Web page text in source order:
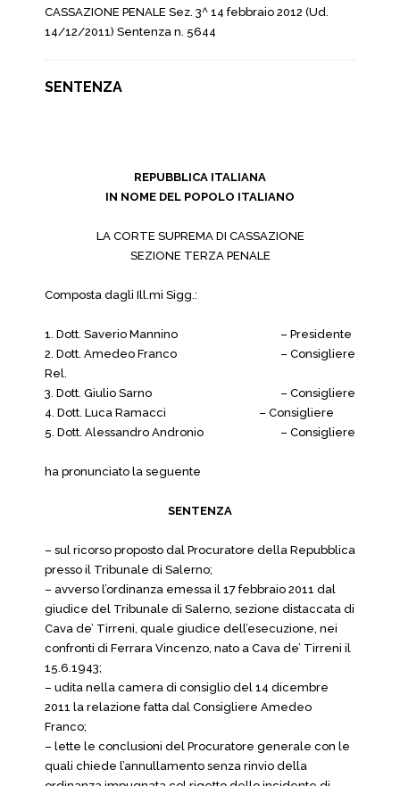
CASSAZIONE PENALE Sez. 3^ 14 febbraio 2012 (Ud.
14/12/2011) Sentenza n. 5644
SENTENZA
REPUBBLICA ITALIANA
IN NOME DEL POPOLO ITALIANO
LA CORTE SUPREMA DI CASSAZIONE
SEZIONE TERZA PENALE
Composta dagli Ill.mi Sigg.:
1. Dott. Saverio Mannino
– Presidente
2. Dott. Amedeo Franco
– Consigliere
Rel.
3. Dott. Giulio Sarno
– Consigliere
4. Dott. Luca Ramacci
– Consigliere
5. Dott. Alessandro Andronio
– Consigliere
ha pronunciato la seguente
SENTENZA
– sul ricorso proposto dal Procuratore della Repubblica
presso il Tribunale di Salerno;
– avverso l’ordinanza emessa il 17 febbraio 2011 dal
giudice del Tribunale di Salerno, sezione distaccata di
Cava de’ Tirreni, quale giudice dell’esecuzione, nei
confronti di Ferrara Vincenzo, nato a Cava de’ Tirreni il
15.6.1943;
– udita nella camera di consiglio del 14 dicembre
2011 la relazione fatta dal Consigliere Amedeo
Franco;
– lette le conclusioni del Procuratore generale con le
quali chiede l’annullamento senza rinvio della